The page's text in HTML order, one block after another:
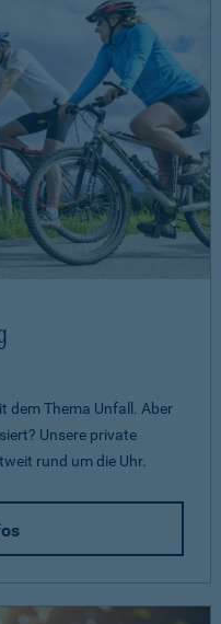
dem Thema Unfall. Aber
Unsere private
rund um die Uhr.